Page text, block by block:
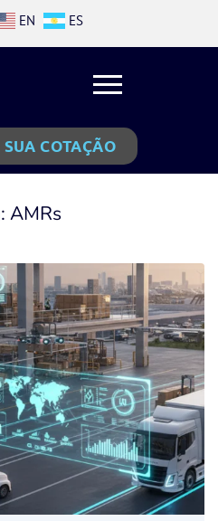
EN ES
SUA COTAÇÃO
AMRs